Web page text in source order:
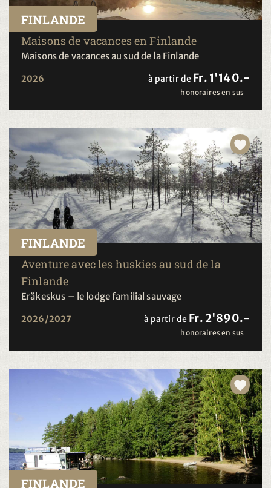
FINLANDE
Maisons de vacances en Finlande
Maisons de vacances au sud de la Finlande
2026 à partir de Fr. 1'140.-
honoraires en sus
FINLANDE
Aventure avec les huskies au sud de la
Finlande
Eräkeskus – le lodge familial sauvage
2026/2027 à partir de Fr. 2'890.-
honoraires en sus
FINLANDE